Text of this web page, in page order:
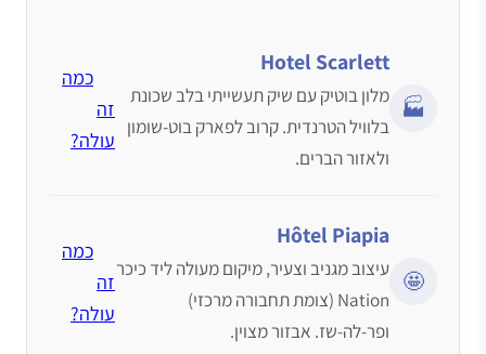
🏭
Hotel Scarlett
מלון בוטיק עם שיק תעשייתי בלב שכונת
בלוויל הטרנדית. קרוב לפארק בוט-שומון
ולאזור הברים.
כמה
זה
עולה?
🤩
Hôtel Piapia
עיצוב מגניב וצעיר, מיקום מעולה ליד כיכר
Nation (צומת תחבורה מרכזי)
ופר-לה-שז. אבזור מצוין.
כמה
זה
עולה?